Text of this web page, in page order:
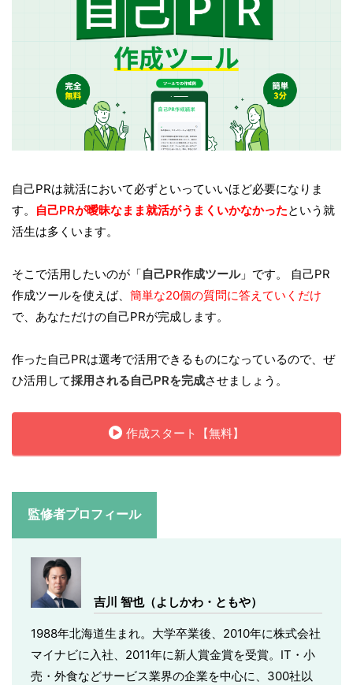
自己PRは就活において必ずといっていいほど必要になりま
す。
自己PRが曖昧なまま就活がうまくいかなかったという就
活生は多くいます。
そこで活用したいのが「自己PR作成ツール」です。 自己PR
作成ツールを使えば、 簡単な20個の質問に答えていくだけ
で、あなただけの自己PRが完成します。
作った自己PRは選考で活用できるものになっているので、ぜ
ひ活用して採用される自己PRを完成させましょう。
作成スタート【無料】
監修者プロフィール
吉川 智也（よしかわ・ともや）
1988年北海道生まれ。大学卒業後、2010年に株式会社
マイナビに入社、2011年に新人賞金賞を受賞。IT・小
売・外食などサービス業界の企業を中心に、300社以